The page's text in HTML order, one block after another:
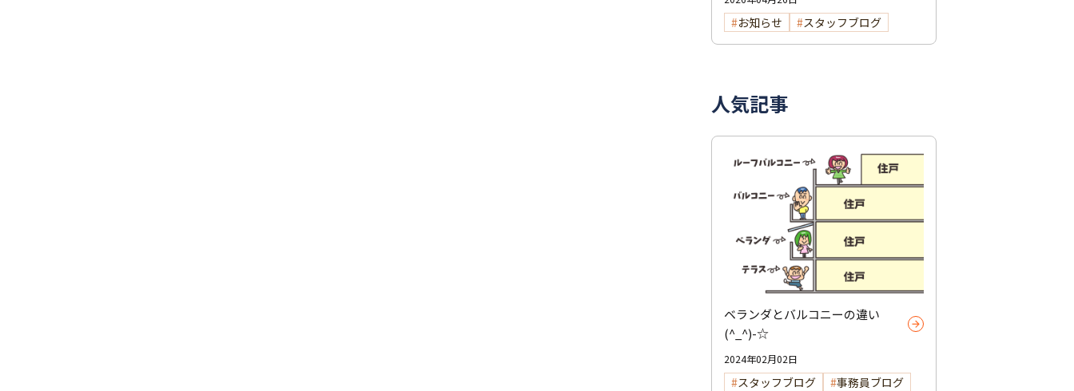
お知らせ スタッフブログ
人気記事
ベランダとバルコニーの違い
(^_^)-☆
2024年02月02日
スタッフブログ
事務員ブログ